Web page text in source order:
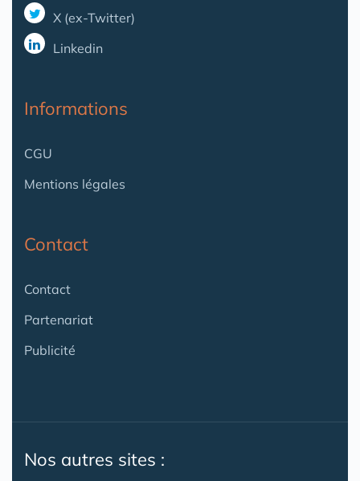
X (ex-Twitter)
Linkedin
Informations
CGU
Mentions légales
Contact
Contact
Partenariat
Publicité
Nos autres sites :